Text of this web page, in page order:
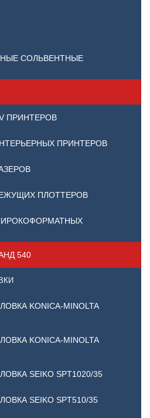
СОЛЬВЕНТНЫЕ
ПРИНТЕРОВ
ПРИНТЕРОВ
ПЛОТТЕРОВ
540
KONICA-MINOLTA
KONICA-MINOLTA
SEIKO SPT1020/35
SEIKO SPT510/35